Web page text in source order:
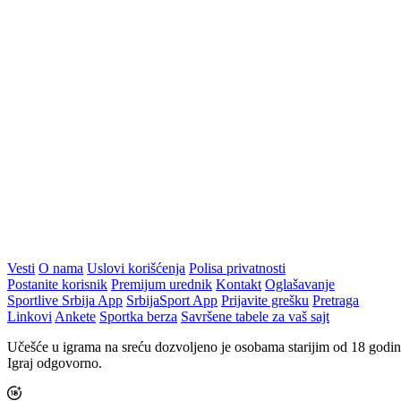
Vesti O nama Uslovi korišćenja Polisa privatnosti
Postanite korisnik Premijum urednik Kontakt Oglašavanje
Sportlive Srbija App SrbijaSport App Prijavite grešku Pretraga
Linkovi Ankete Sportka berza Savršene tabele za vaš sajt
Učešće u igrama na sreću dozvoljeno je osobama starijim od 18
Igraj odgovorno.